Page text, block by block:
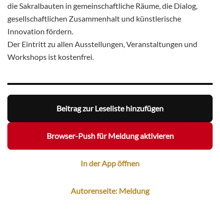
die Sakralbauten in gemeinschaftliche Räume, die Dialog,
gesellschaftlichen Zusammenhalt und künstlerische
Innovation fördern.
Der Eintritt zu allen Ausstellungen, Veranstaltungen und
Workshops ist kostenfrei.
Beitrag zur Leseliste hinzufügen
Browser-Push für Meldung aktivieren
In der App öffnen
Autorenseite: Meldung